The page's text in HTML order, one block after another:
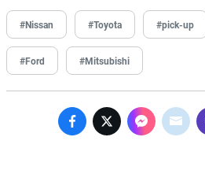
#Nissan #Toyota #pick-up
#Ford #Mitsubishi